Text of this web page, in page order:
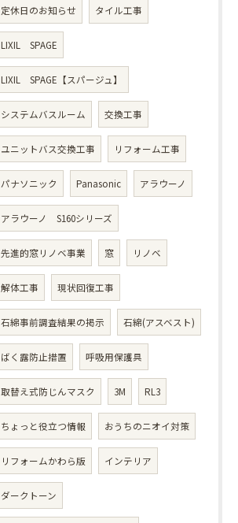
定休日のお知らせ タイル工事
LIXIL SPAGE
LIXIL SPAGE【スパージュ】
システムバスルーム 交換工事
ユニットバス交換工事 リフォーム工事
パナソニック Panasonic アラウーノ
アラウーノ S160シリーズ
先進的窓リノベ事業 窓 リノベ
解体工事 現状回復工事
石綿事前調査結果の掲示 石綿(アスベスト)
ばく露防止措置 呼吸用保護具
取替え式防じんマスク 3M RL3
ちょっと役立つ情報 おうちのニオイ対策
リフォームかわら版 インテリア
ダークトーン